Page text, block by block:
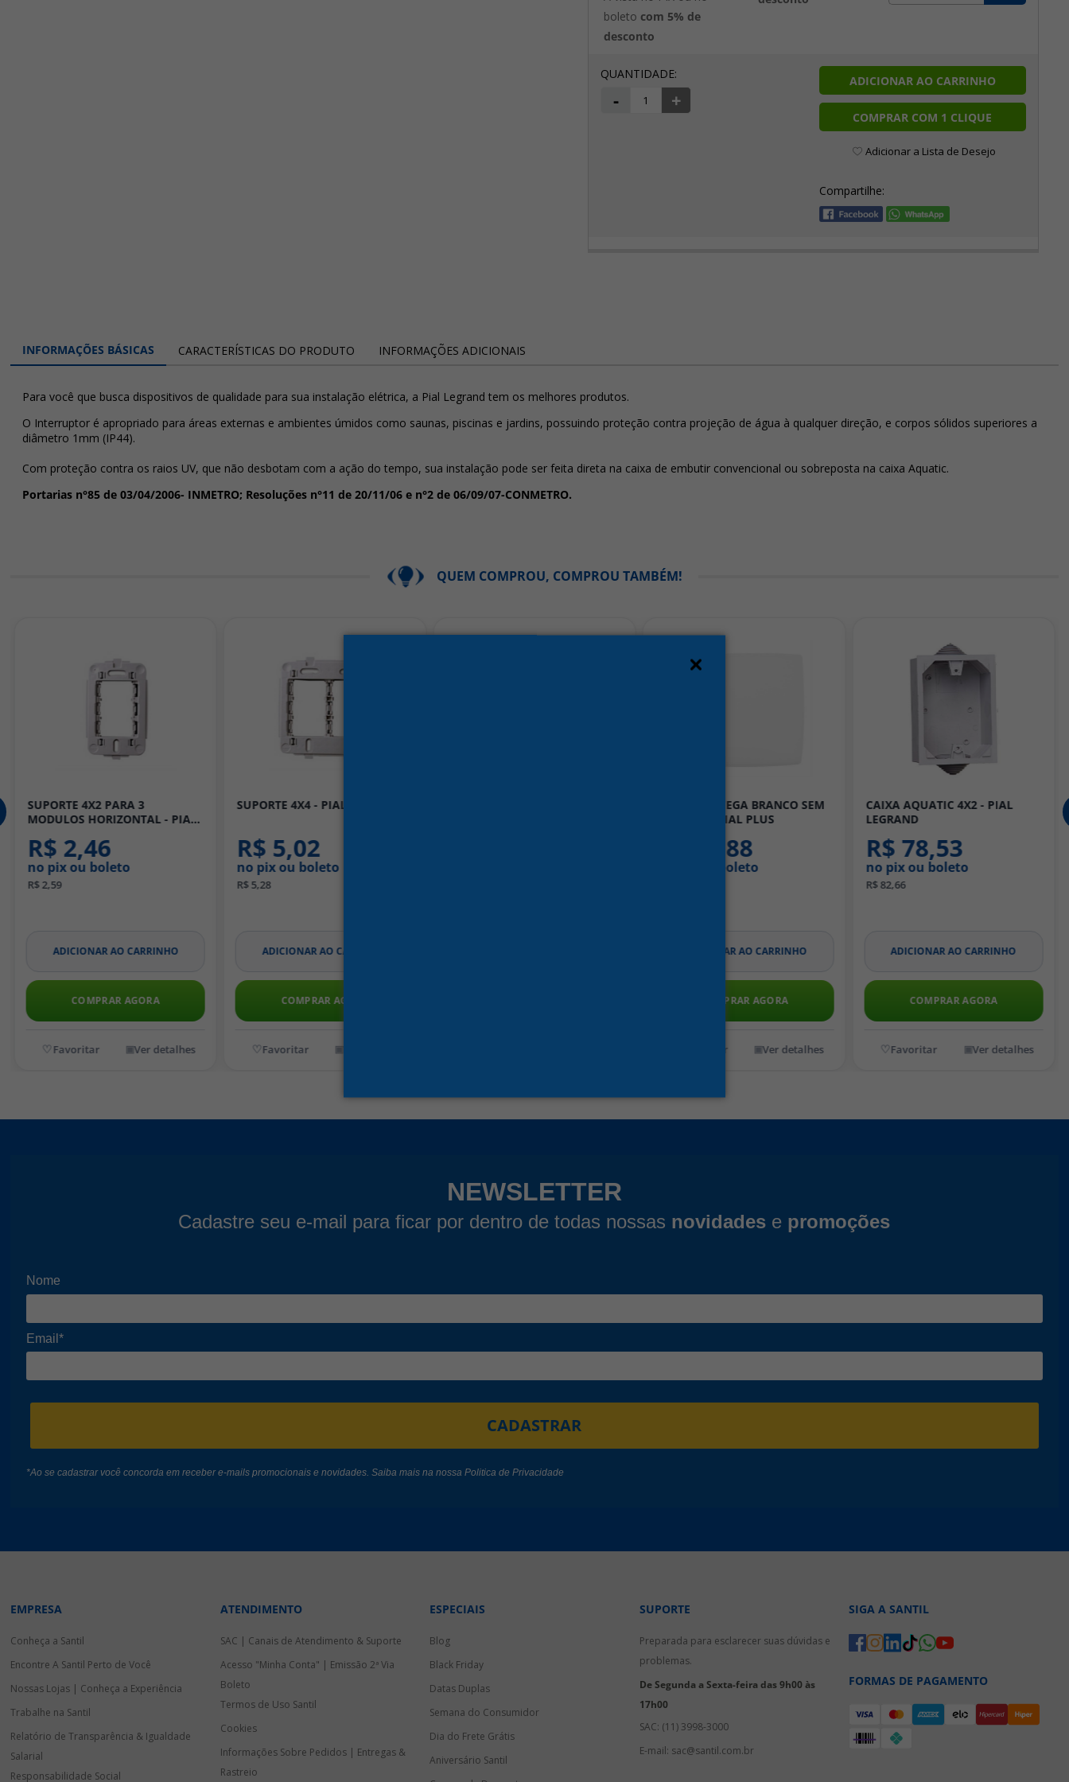
boleto com 5% de
desconto
- +
ADICIONAR AO CARRINHO
COMPRAR COM 1 CLIQUE
Adicionar a Lista de Desejo
Compartilhe:
INFORMAÇÕES BÁSICAS CARACTERÍSTICAS DO PRODUTO INFORMAÇÕES ADICIONAIS
Para você que busca dispositivos de qualidade para sua instalação elétrica, a Pial Legrand tem os melhores produtos.
O Interruptor é apropriado para áreas externas e ambientes úmidos como saunas, piscinas e jardins, possuindo proteção contra projeção de água à qualquer direção, e corpos sólidos superiores a
diâmetro 1mm (IP44).
Com proteção contra os raios UV, que não desbotam com a ação do tempo, sua instalação pode ser feita direta na caixa de embutir convencional ou sobreposta na caixa Aquatic.
Portarias n°85 de 03/04/2006- INMETRO; Resoluções n°11 de 20/11/06 e n°2 de 06/09/07-CONMETRO.
QUEM COMPROU, COMPROU TAMBÉM!
SUPORTE 4X2 PARA 3
MODULOS HORIZONTAL - PIAL
R$ 2,46
no pix ou boleto
R$ 2,59
ADICIONAR AO CARRINHO
COMPRAR AGORA
Ver detalhes
SUPORTE 4X4 - PIAL PLUS
R$ 5,02
no pix ou boleto
R$ 5,28
ADICIONAR AO CARRINHO
COMPRAR AGORA
PLACA 4X4 CEGA BRANCO SEM
SUPORTE - PIAL PLUS
R$ 19,88
no pix ou boleto
ADICIONAR AO CARRINHO
COMPRAR AGORA
Ver detalhes
CAIXA AQUATIC 4X2 - PIAL
LEGRAND
R$ 78,53
no pix ou boleto
R$ 82,66
ADICIONAR AO CARRINHO
COMPRAR AGORA
Ver detalhes
NEWSLETTER
Cadastre seu e-mail para ficar por dentro de todas nossas novidades e promoções
Nome
Email*
CADASTRAR
*Ao se cadastrar você concorda em receber e-mails promocionais e novidades. Saiba mais na nossaPolitica de Privacidade
EMPRESA
Conheça a Santil
Encontre A Santil Perto de Você
Nossas Lojas | Conheça a Experiência
Trabalhe na Santil
Relatório de Transparência & Igualdade
Salarial
Responsabilidade Social
ATENDIMENTO
SAC | Canais de Atendimento & Suporte
Acesso "Minha Conta" | Emissão 2ª Via
Boleto
Termos de Uso Santil
Cookies
Informações Sobre Pedidos | Entregas &
Rastreio
ESPECIAIS
Blog
Black Friday
Datas Duplas
Semana do Consumidor
Dia do Frete Grátis
Aniversário Santil
SUPORTE
Preparada para esclarecer suas dúvidas e
problemas.
De Segunda a Sexta-feira das 9h00 às
17h00
SAC: (11) 3998-3000
E-mail: sac@santil.com.br
SIGA A SANTIL
FORMAS DE PAGAMENTO